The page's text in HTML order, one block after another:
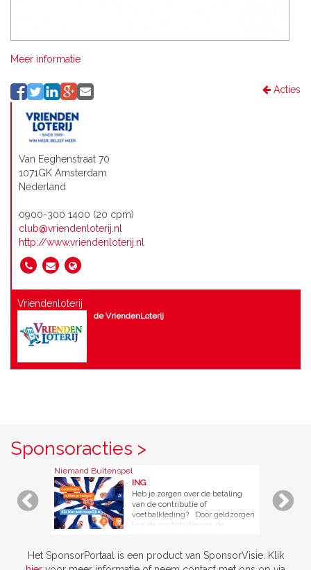
Meer informatie
Acties
Van Eeghenstraat 70
1071GK Amsterdam
Nederland
0900-300 1400 (20 cpm)
club@vriendenloterij.nl
http://www.vriendenloterij.nl
Vriendenloterij
de VriendenLoterij
Sponsoracties >
Niemand Buitenspel
ING
Heb je zorgen over de betaling
van de contributie of
voetbalkleding? Door geldzorgen
kan de contributie van de
Terwijl blijven sporten in moeilijke
tijden juist éxtra belangrijk is. Als
Het SponsorPortaal is een product van SponsorVisie. Klik